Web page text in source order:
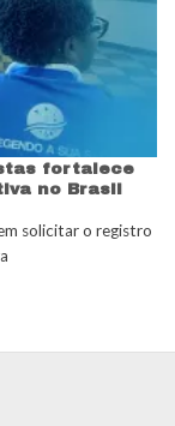
fortalece
no Brasil
solicitar o registro